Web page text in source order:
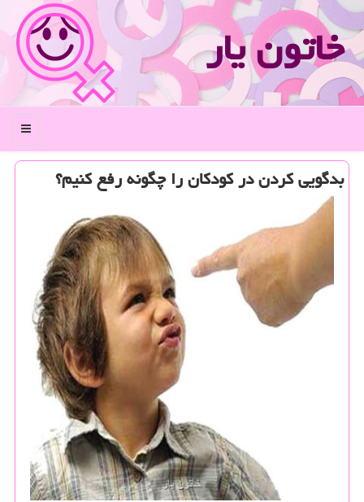
خاتون یار
منو
بدگویی كردن در كودكان را چگونه رفع كنیم؟